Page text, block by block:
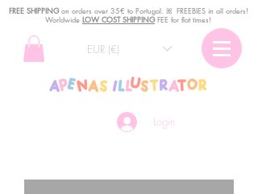
Login
EUR (€)
FREE SHIPPINGon orders over 35€ to Portugal. ꕤ FREEBIES in all orders!
Worldwide LOW COST SHIPPINGFEE for flat times!